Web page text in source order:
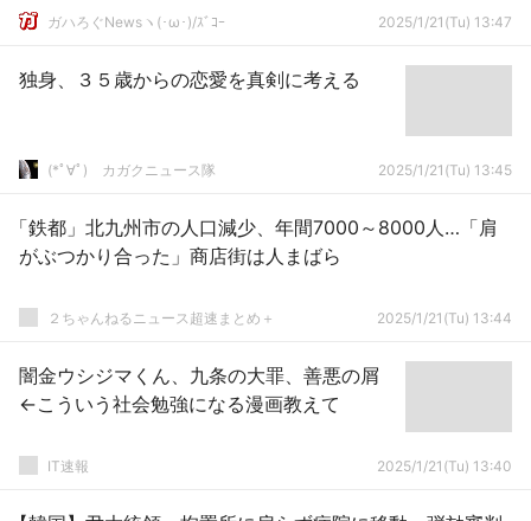
ガハろぐNewsヽ(･ω･)/ｽﾞｺｰ 2025/1/21(Tu) 13:47
独身、３５歳からの恋愛を真剣に考える
(*ﾟ∀ﾟ)ゞカガクニュース隊 2025/1/21(Tu) 13:45
「鉄都」北九州市の人口減少、年間7000～8000人…「肩
がぶつかり合った」商店街は人まばら
２ちゃんねるニュース超速まとめ＋ 2025/1/21(Tu) 13:44
闇金ウシジマくん、九条の大罪、善悪の屑
←こういう社会勉強になる漫画教えて
IT速報 2025/1/21(Tu) 13:40